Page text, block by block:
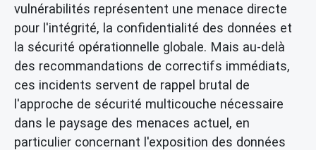
vulnérabilités représentent une menace directe
pour l'intégrité, la confidentialité des données et
la sécurité opérationnelle globale. Mais au-delà
des recommandations de correctifs immédiats,
ces incidents servent de rappel brutal de
l'approche de sécurité multicouche nécessaire
dans le paysage des menaces actuel, en
particulier concernant l'exposition des données